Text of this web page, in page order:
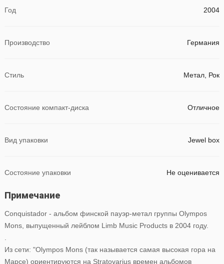
Год 2004
Производство Германия
Стиль Метал, Рок
Состояние компакт-диска Отличное
Вид упаковки Jewel box
Состояние упаковки Не оценивается
Примечание
Conquistador - альбом финской пауэр-метал группы Olympos
Mons, выпущенный лейблом Limb Music Products в 2004 году.
Из сети: "Olympos Mons (так называется самая высокая гора на
Марсе) ориентируются на Stratovarius времен альбомов